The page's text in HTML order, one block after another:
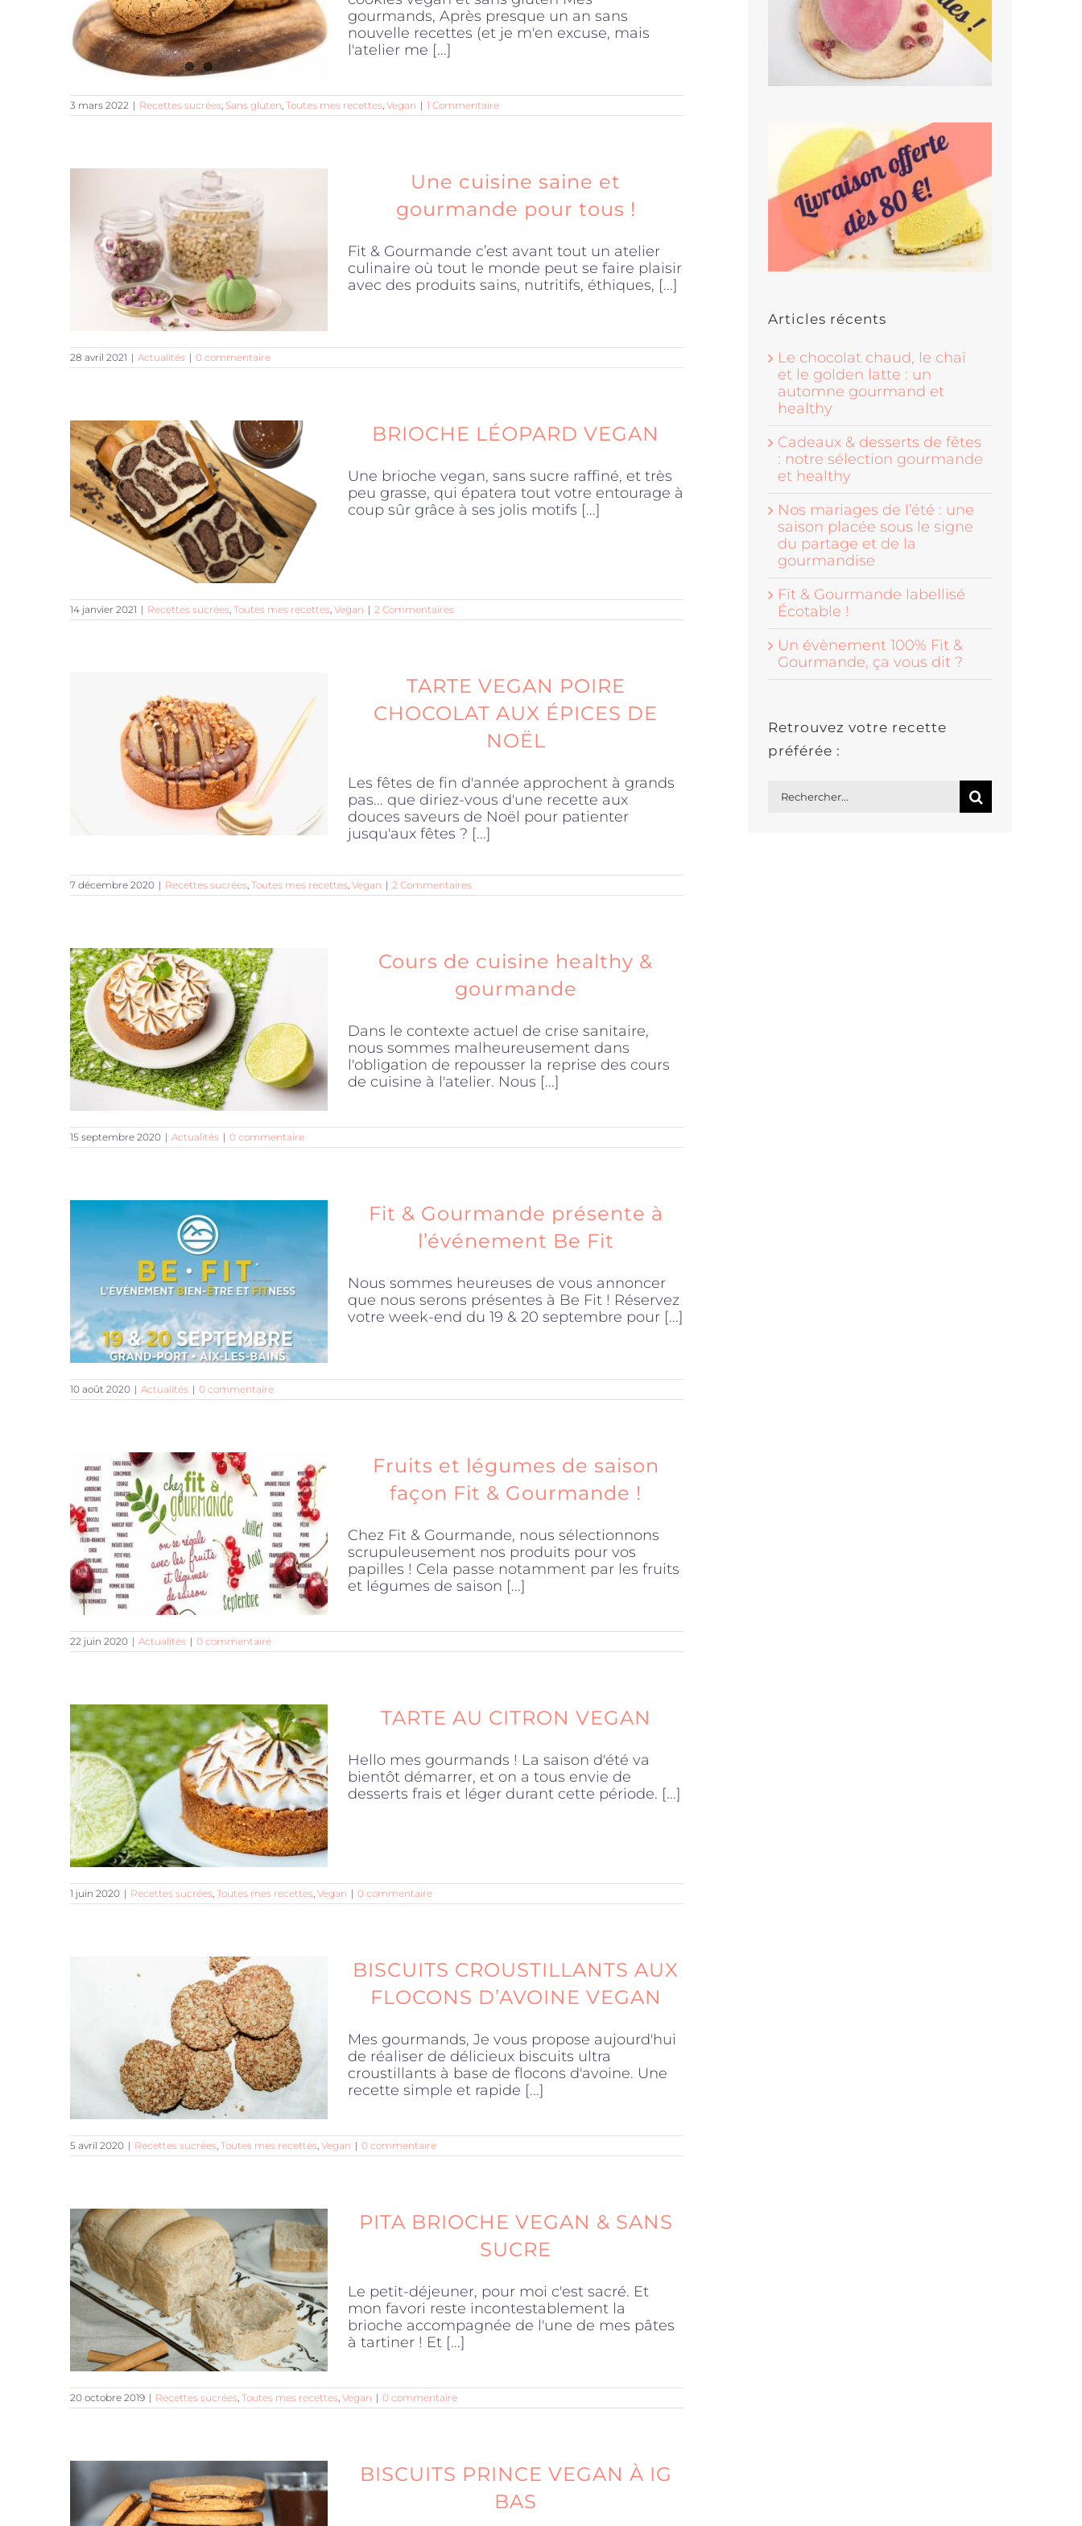
gourmands, Après presque un an sans
nouvelle recettes (et je m'en excuse, mais
l'atelier me [...]
3 mars 2022 | Recettes sucrées, Sans gluten, Toutes mes recettes, Vegan | 1 Commentaire
Une cuisine saine et
gourmande pour tous !
Fit & Gourmande c’est avant tout un atelier
culinaire où tout le monde peut se faire plaisir
avec des produits sains, nutritifs, éthiques, [...]
28 avril 2021 | Actualités | 0 commentaire
BRIOCHE LÉOPARD VEGAN
Une brioche vegan, sans sucre raffiné, et très
peu grasse, qui épatera tout votre entourage à
coup sûr grâce à ses jolis motifs [...]
14 janvier 2021 | Recettes sucrées, Toutes mes recettes, Vegan | 2 Commentaires
TARTE VEGAN POIRE
CHOCOLAT AUX ÉPICES DE
NOËL
Les fêtes de fin d'année approchent à grands
pas... que diriez-vous d'une recette aux
douces saveurs de Noël pour patienter
jusqu'aux fêtes ? [...]
7 décembre 2020 | Recettes sucrées, Toutes mes recettes, Vegan | 2 Commentaires
Cours de cuisine healthy &
gourmande
Dans le contexte actuel de crise sanitaire,
nous sommes malheureusement dans
l'obligation de repousser la reprise des cours
de cuisine à l'atelier. Nous [...]
15 septembre 2020 | Actualités | 0 commentaire
Fit & Gourmande présente à
l’événement Be Fit
Nous sommes heureuses de vous annoncer
que nous serons présentes à Be Fit ! Réservez
votre week-end du 19 & 20 septembre pour [...]
10 août 2020 | Actualités | 0 commentaire
Fruits et légumes de saison
façon Fit & Gourmande !
Chez Fit & Gourmande, nous sélectionnons
scrupuleusement nos produits pour vos
papilles ! Cela passe notamment par les fruits
et légumes de saison [...]
22 juin 2020 | Actualités | 0 commentaire
TARTE AU CITRON VEGAN
Hello mes gourmands ! La saison d'été va
bientôt démarrer, et on a tous envie de
desserts frais et léger durant cette période. [...]
1 juin 2020 | Recettes sucrées, Toutes mes recettes, Vegan | 0 commentaire
BISCUITS CROUSTILLANTS AUX
FLOCONS D’AVOINE VEGAN
Mes gourmands, Je vous propose aujourd'hui
de réaliser de délicieux biscuits ultra
croustillants à base de flocons d'avoine. Une
recette simple et rapide [...]
5 avril 2020 | Recettes sucrées, Toutes mes recettes, Vegan | 0 commentaire
PITA BRIOCHE VEGAN & SANS
SUCRE
Le petit-déjeuner, pour moi c'est sacré. Et
mon favori reste incontestablement la
brioche accompagnée de l'une de mes pâtes
à tartiner ! Et [...]
20 octobre 2019 | Recettes sucrées, Toutes mes recettes, Vegan | 0 commentaire
BISCUITS PRINCE VEGAN À IG
BAS
Articles récents
Le chocolat chaud, le chaï
et le golden latte : un
automne gourmand et
healthy
Cadeaux & desserts de fêtes
: notre sélection gourmande
et healthy
Nos mariages de l’été : une
saison placée sous le signe
du partage et de la
gourmandise
Fit & Gourmande labellisé
Écotable !
Un évènement 100% Fit &
Gourmande, ça vous dit ?
Retrouvez votre recette
préférée :